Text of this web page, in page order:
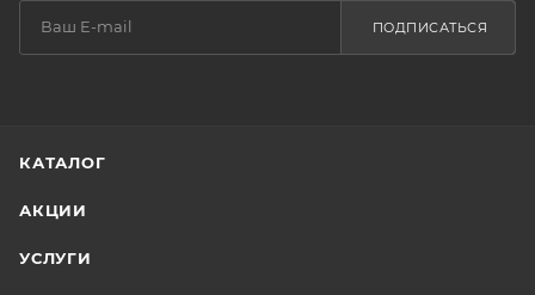
ПОДПИСАТЬСЯ
КАТАЛОГ
АКЦИИ
УСЛУГИ